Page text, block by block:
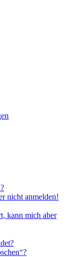
nicht anmelden!
kann mich aber